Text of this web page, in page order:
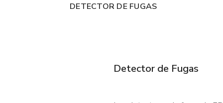
DETECTOR DE FUGAS
Detector de Fugas